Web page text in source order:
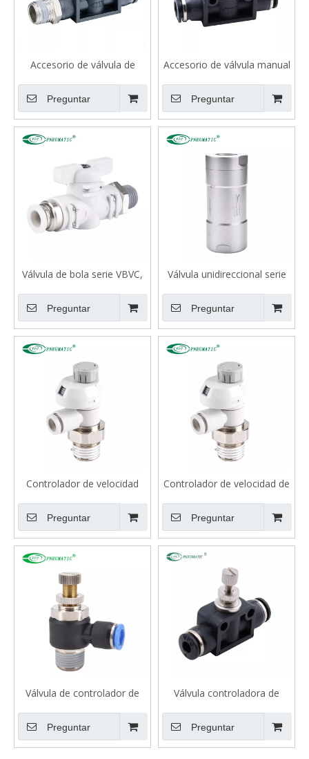
Accesorio de válvula de
Preguntar
Accesorio de válvula manual
Preguntar
Válvula de bola serie VBVC,
recta
Preguntar
Válvula unidireccional serie
Preguntar
Controlador de velocidad
tipo codo
Preguntar
Controlador de velocidad de
tipo de codo
Preguntar
Válvula de controlador de
Preguntar
Válvula controladora de
Preguntar